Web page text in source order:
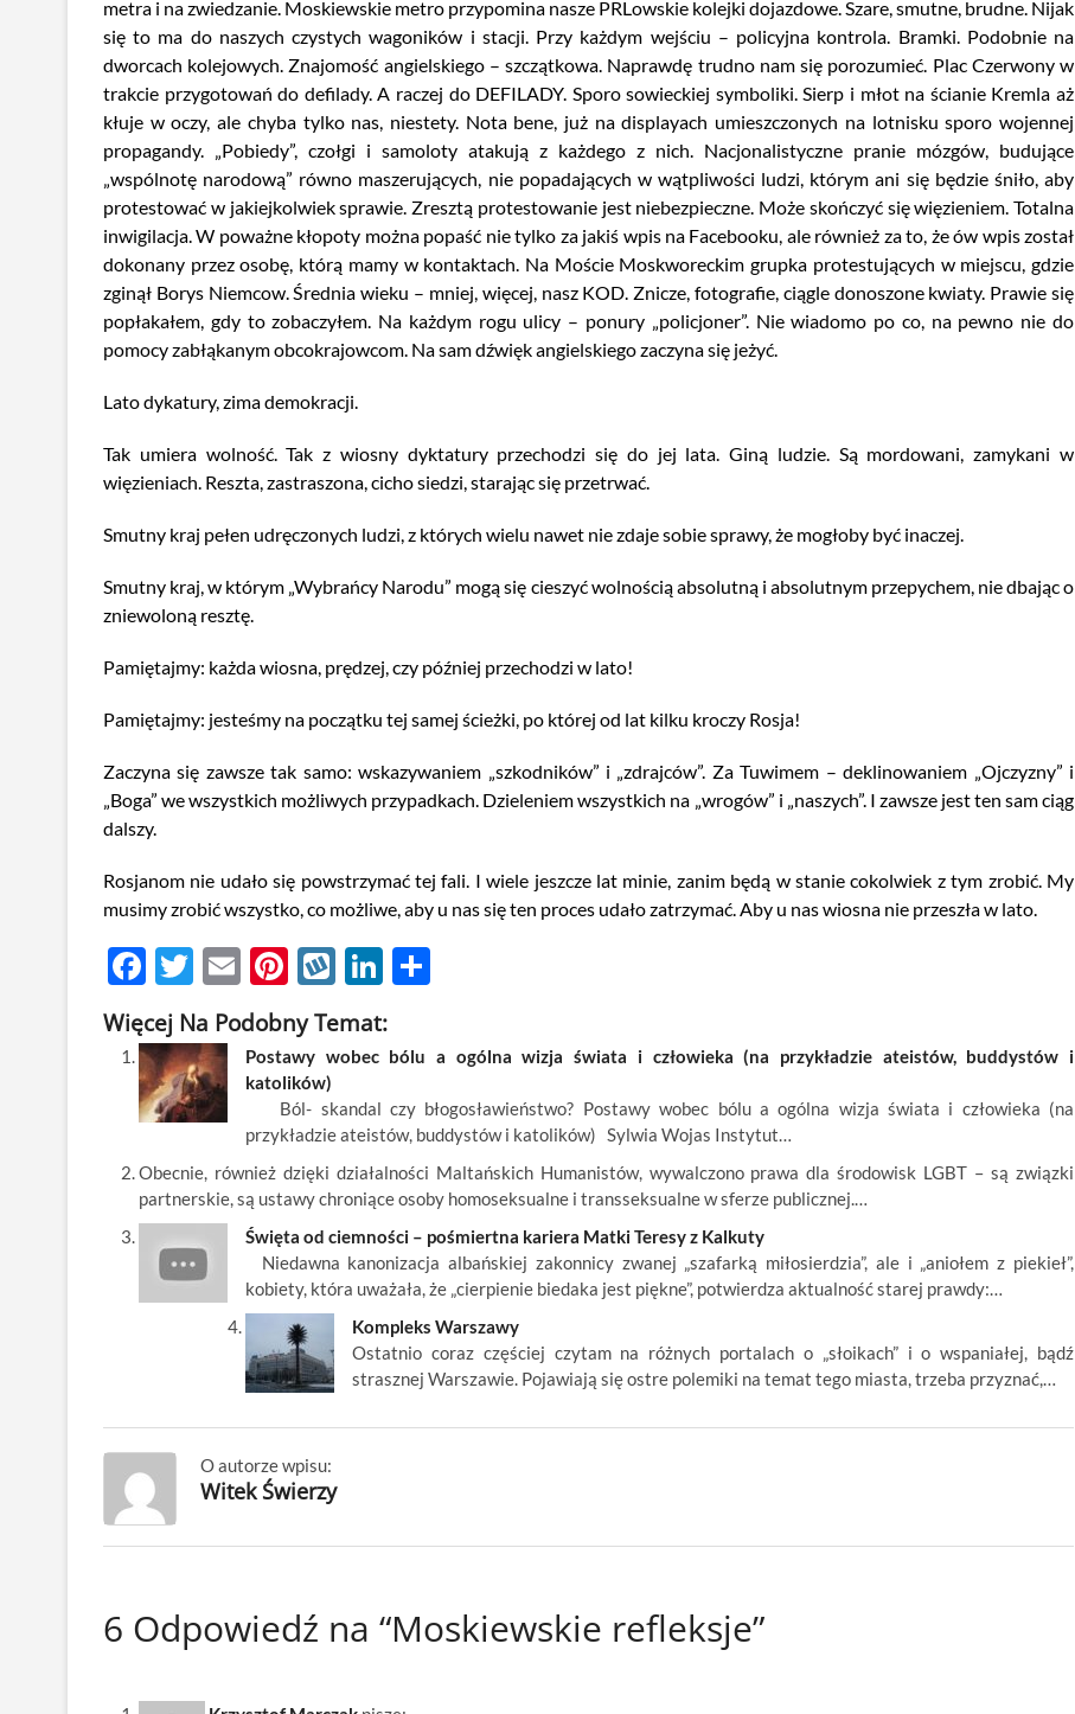
metra i na zwiedzanie. Moskiewskie metro przypomina nasze PRLowskie kolejki dojazdowe. Szare, smutne, brudne. Nijak
się to ma do naszych czystych wagoników i stacji. Przy każdym wejściu – policyjna kontrola. Bramki. Podobnie na
dworcach kolejowych. Znajomość angielskiego – szczątkowa. Naprawdę trudno nam się porozumieć. Plac Czerwony w
trakcie przygotowań do defilady. A raczej do DEFILADY. Sporo sowieckiej symboliki. Sierp i młot na ścianie Kremla aż
kłuje w oczy, ale chyba tylko nas, niestety. Nota bene, już na displayach umieszczonych na lotnisku sporo wojennej
propagandy. „Pobiedy”, czołgi i samoloty atakują z każdego z nich. Nacjonalistyczne pranie mózgów, budujące
„wspólnotę narodową” równo maszerujących, nie popadających w wątpliwości ludzi, którym ani się będzie śniło, aby
protestować w jakiejkolwiek sprawie. Zresztą protestowanie jest niebezpieczne. Może skończyć się więzieniem. Totalna
inwigilacja. W poważne kłopoty można popaść nie tylko za jakiś wpis na Facebooku, ale również za to, że ów wpis został
dokonany przez osobę, którą mamy w kontaktach. Na Moście Moskworeckim grupka protestujących w miejscu, gdzie
zginął Borys Niemcow. Średnia wieku – mniej, więcej, nasz KOD. Znicze, fotografie, ciągle donoszone kwiaty. Prawie się
popłakałem, gdy to zobaczyłem. Na każdym rogu ulicy – ponury „policjoner”. Nie wiadomo po co, na pewno nie do
pomocy zabłąkanym obcokrajowcom. Na sam dźwięk angielskiego zaczyna się jeżyć.
Lato dykatury, zima demokracji.
Tak umiera wolność. Tak z wiosny dyktatury przechodzi się do jej lata. Giną ludzie. Są mordowani, zamykani w
więzieniach. Reszta, zastraszona, cicho siedzi, starając się przetrwać.
Smutny kraj pełen udręczonych ludzi, z których wielu nawet nie zdaje sobie sprawy, że mogłoby być inaczej.
Smutny kraj, w którym „Wybrańcy Narodu” mogą się cieszyć wolnością absolutną i absolutnym przepychem, nie dbając o
zniewoloną resztę.
Pamiętajmy: każda wiosna, prędzej, czy później przechodzi w lato!
Pamiętajmy: jesteśmy na początku tej samej ścieżki, po której od lat kilku kroczy Rosja!
Zaczyna się zawsze tak samo: wskazywaniem „szkodników” i „zdrajców”. Za Tuwimem – deklinowaniem „Ojczyzny” i
„Boga” we wszystkich możliwych przypadkach. Dzieleniem wszystkich na „wrogów” i „naszych”. I zawsze jest ten sam ciąg
dalszy.
Rosjanom nie udało się powstrzymać tej fali. I wiele jeszcze lat minie, zanim będą w stanie cokolwiek z tym zrobić. My
musimy zrobić wszystko, co możliwe, aby u nas się ten proces udało zatrzymać. Aby u nas wiosna nie przeszła w lato.
F
ac
e
b
o
o
k
T
w
itt
er
E
m
ail
Pi
nt
er
es
t
W
k
o
p
Li
k
e
dI
n
ar
e
Więcej Na Podobny Temat:
Postawy wobec bólu a ogólna wizja świata i człowieka (na przykładzie ateistów, buddystów i
katolików)
Ból- skandal czy błogosławieństwo? Postawy wobec bólu a ogólna wizja świata i człowieka (na
przykładzie ateistów, buddystów i katolików) Sylwia Wojas Instytut…
Obecnie, również dzięki działalności Maltańskich Humanistów, wywalczono prawa dla środowisk LGBT – są związki
partnerskie, są ustawy chroniące osoby homoseksualne i transseksualne w sferze publicznej.…
Święta od ciemności – pośmiertna kariera Matki Teresy z Kalkuty
Niedawna kanonizacja albańskiej zakonnicy zwanej „szafarką miłosierdzia”, ale i „aniołem z piekieł”,
kobiety, która uważała, że „cierpienie biedaka jest piękne”, potwierdza aktualność starej prawdy:…
Kompleks Warszawy
Ostatnio coraz częściej czytam na różnych portalach o „słoikach” i o wspaniałej, bądź
strasznej Warszawie. Pojawiają się ostre polemiki na temat tego miasta, trzeba przyznać,…
O autorze wpisu:
Witek Świerzy
6 Odpowiedź na “Moskiewskie refleksje”